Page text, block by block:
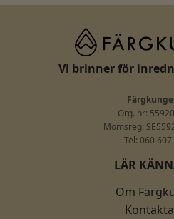
Vi brinner för
Org. nr:
Momsreg:
Tel: 060 607
LÄR
Om